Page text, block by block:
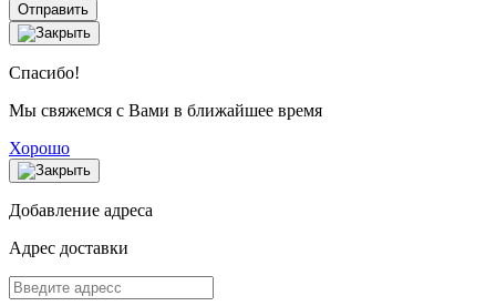
Отправить
Спасибо!
Мы свяжемся с Вами в ближайшее время
Хорошо
Добавление адреса
Адрес доставки